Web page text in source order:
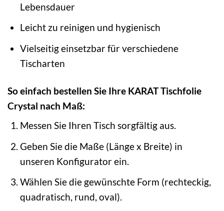
Lebensdauer
Leicht zu reinigen und hygienisch
Vielseitig einsetzbar für verschiedene
Tischarten
So einfach bestellen Sie Ihre KARAT Tischfolie
Crystal nach Maß:
Messen Sie Ihren Tisch sorgfältig aus.
Geben Sie die Maße (Länge x Breite) in
unseren Konfigurator ein.
Wählen Sie die gewünschte Form (rechteckig,
quadratisch, rund, oval).